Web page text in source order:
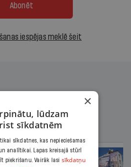
Abonēt
iespējas meklē šeit
×
lūdzam
sīkdatnēm
sīkdatnes, kas nepieciešamas
analītikai. Lapas kreisajā stūrī
piekrišanu. Vairāk lasi sīkdatņu